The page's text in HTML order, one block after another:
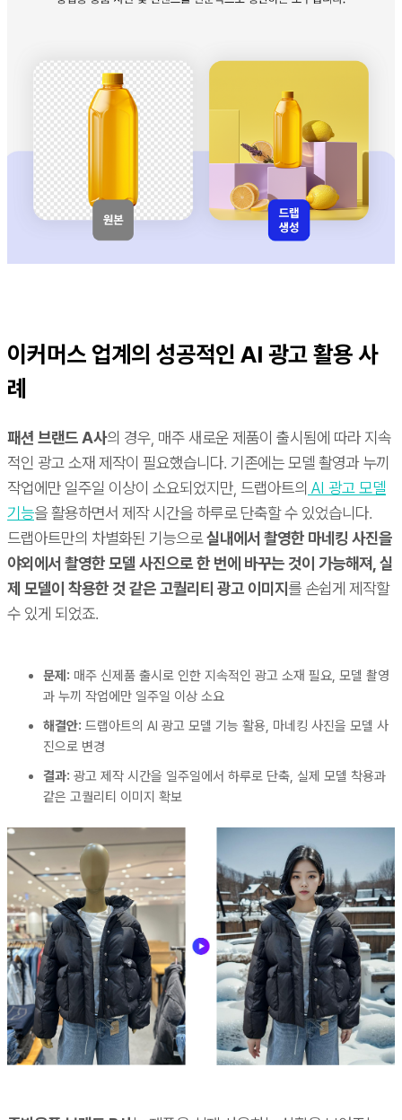
이커머스 업계의 성공적인 AI 광고 활용 사
례
패션 브랜드 A사의 경우, 매주 새로운 제품이 출시됨에 따라 지속
적인 광고 소재 제작이 필요했습니다. 기존에는 모델 촬영과 누끼
작업에만 일주일 이상이 소요되었지만, 드랩아트의 AI 광고 모델
기능을 활용하면서 제작 시간을 하루로 단축할 수 있었습니다.
드랩아트만의 차별화된 기능으로실내에서 촬영한 마네킹 사진을
야외에서 촬영한 모델 사진으로 한 번에 바꾸는 것이 가능해져, 실
제 모델이 착용한 것 같은 고퀄리티 광고 이미지 를 손쉽게 제작할
수 있게 되었죠.
문제: 매주 신제품 출시로 인한 지속적인 광고 소재 필요, 모델 촬영
과 누끼 작업에만 일주일 이상 소요
해결안: 드랩아트의 AI 광고 모델 기능 활용, 마네킹 사진을 모델 사
진으로 변경
결과: 광고 제작 시간을 일주일에서 하루로 단축, 실제 모델 착용과
같은 고퀄리티 이미지 확보